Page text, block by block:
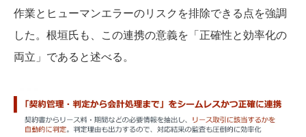
作業とヒューマンエラーのリスクを排除できる点を強調
した。根垣氏も、この連携の意義を「正確性と効率化の
両立」であると述べる。